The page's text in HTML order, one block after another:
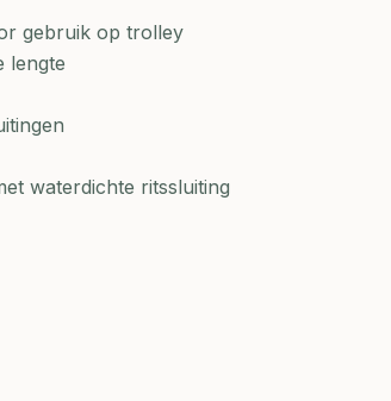
gebruik op trolley
lengte
waterdichte ritssluiting